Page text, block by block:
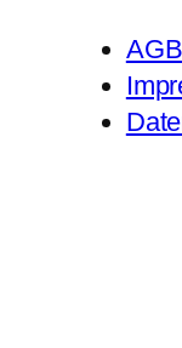
AGB